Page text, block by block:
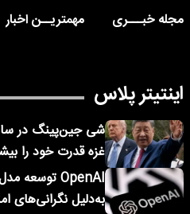
مجله خبـــری
مهمتریــن اخبار
اینتیتر پلاس
شی جین‌پینگ در
غزه قدرت خود را
به‌دلیل نگرانی‌های